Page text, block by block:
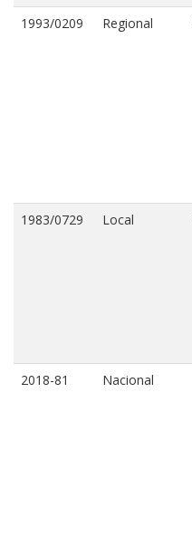
1993/0209 Regional
1983/0729 Local
2018-81 Nacional